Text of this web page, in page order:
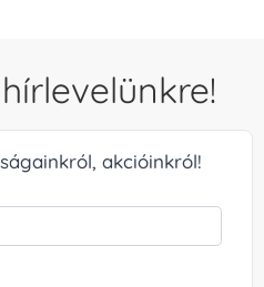
akcióinkról!